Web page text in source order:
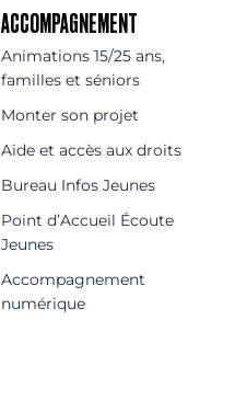
ACCOMPAGNEMENT
Animations 15/25 ans,
familles et séniors
Monter son projet
Aide et accès aux droits
Bureau Infos Jeunes
Point d’Accueil Écoute
Jeunes
Accompagnement
numérique